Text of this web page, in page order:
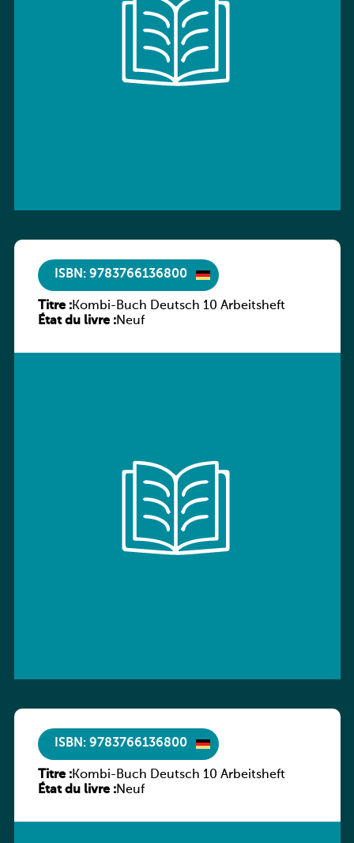
ISBN: 9783766136800
Titre :Kombi-Buch Deutsch 10 Arbeitsheft
État du livre :Neuf
ISBN: 9783766136800
Titre :Kombi-Buch Deutsch 10 Arbeitsheft
État du livre :Neuf